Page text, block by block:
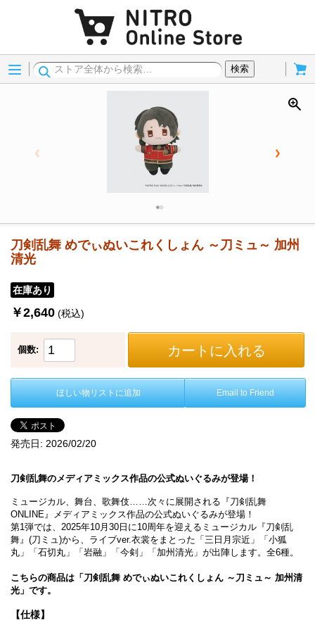
Menu
検索
刀剣乱舞 めでぃぬいこれくしょん ～刀ミュ～ 加州
清光
在庫あり
￥2,640 (税込)
個数: カートに入れる
ほしい物リストに追加 Email to Friend
発売日: 2026/02/20
刀剣乱舞のメディアミックス作品の公式ぬいぐるみが登場！
ミュージカル、舞台、歌舞伎……次々に展開される『刀剣乱舞
ONLINE』メディアミックス作品の公式ぬいぐるみが登場！
第1弾では、2025年10月30日に10周年を迎えるミュージカル『刀剣乱
舞』(刀ミュ)から、ライブver.衣裳をまとった「三日月宗近」「小狐
丸」「石切丸」「岩融」「今剣」「加州清光」が出陣します。全6種。
こちらの商品は「刀剣乱舞 めでぃぬいこれくしょん ～刀ミュ～ 加州清
光」です。
【仕様】